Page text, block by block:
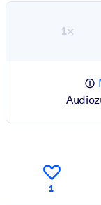
1×
1